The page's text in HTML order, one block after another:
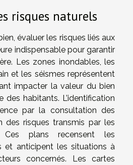
risques naturels
évaluer les risques liés aux
indispensable pour garantir
Les zones inondables, les
et les séismes représentent
impacter la valeur du bien
habitants. L’identification
par la consultation des
des risques transmis par les
Ces plans recensent les
et anticipent les situations à
concernés. Les cartes